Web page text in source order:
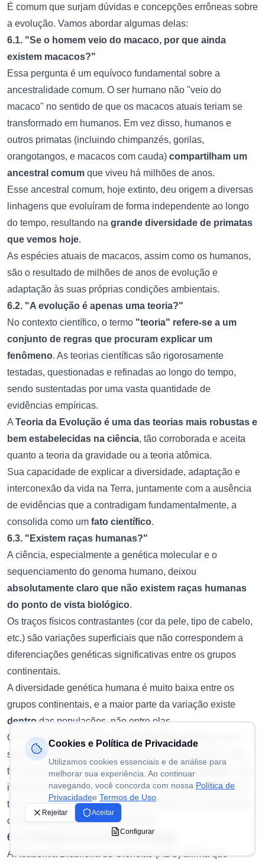
É comum que surjam dúvidas e concepções errôneas sobre
a evolução. Vamos abordar algumas delas:
6.1. "Se o homem veio do macaco, por que ainda
existem macacos?"
Essa pergunta é um equívoco fundamental sobre a
ancestralidade comum. O ser humano não "veio do
macaco" no sentido de que os macacos atuais teriam se
transformado em humanos. Em vez disso, humanos e
outros primatas (incluindo chimpanzés, gorilas,
orangotangos, e macacos com cauda) compartilham um
ancestral comum que viveu há milhões de anos.
Esse ancestral comum, hoje extinto, deu origem a diversas
linhagens que evoluíram de forma independente ao longo
do tempo, resultando na grande diversidade de primatas
que vemos hoje.
As espécies atuais de macacos, assim como os humanos,
são o resultado de milhões de anos de evolução e
adaptação às suas próprias condições ambientais.
6.2. "A evolução é apenas uma teoria?"
No contexto científico, o termo "teoria" refere-se a um
conjunto de regras que procuram explicar um
fenômeno. As teorias científicas são rigorosamente
testadas, questionadas e refinadas ao longo do tempo,
sendo sustentadas por uma vasta quantidade de
evidências empíricas.
A Teoria da Evolução é uma das teorias mais robustas e
bem estabelecidas na ciência, tão corroborada e aceita
quanto a teoria da gravidade ou a teoria atômica.
Sua capacidade de explicar a diversidade, adaptação e
interconexão da vida na Terra, juntamente com a ausência
de evidências que a contradigam fundamentalmente, a
consolida como um fato científico.
6.3. "Existem raças humanas?"
A ciência, especialmente a genética molecular e o
sequenciamento do genoma humano, deixou
absolutamente claro que não existem raças humanas
do ponto de vista biológico.
Os traços físicos contrastantes (cor da pele, tipo de cabelo,
etc.) são variações superficiais que não correspondem a
diferenciações genéticas significativas entre os grupos
continentais.
A diversidade genética humana é muito baixa entre os
grupos continentais, e a maior parte da variação existe
dentrodas populações, não entre elas.
O conceito de "raça" é uma
construção social
sido usada para justificar hierarquias e dominação, e não
tem significado biológico. Somos umaúnica espécie
indivíduos igualmente diferentes. A humanidade moderna
tem uma origem única e recente na África, com dispersões
continentais relativamente recentes.
6.4. A Relação entre Ciência e Religião
A Academia Brasileira de Ciências (ABC) afirma que
Cookies e Política de Privacidade
Utilizamos cookies essenciais e de análise para
melhorar sua experiência. Ao continuar
navegando, você concorda com nossa Política de
Privacidadee Termos de Uso
Rejeitar Aceitar
Configurar